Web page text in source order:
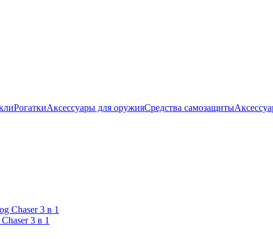
РогаткиАксессуары для оружияСредства самозащиты
3 в 1